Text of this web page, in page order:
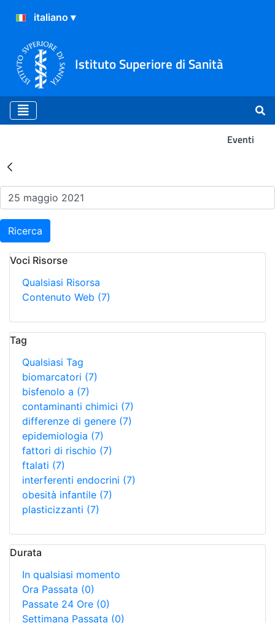
Istituto Superiore di Sanità
Eventi
Risultati della Ricerca -
Ricerca
Voci Risorse
Qualsiasi Risorsa
Contenuto Web (7)
Tag
Qualsiasi Tag
biomarcatori (7)
bisfenolo a (7)
contaminanti chimici (7)
differenze di genere (7)
epidemiologia (7)
fattori di rischio (7)
ftalati (7)
interferenti endocrini (7)
obesità infantile (7)
plasticizzanti (7)
Durata
In qualsiasi momento
Ora Passata (0)
Passate 24 Ore (0)
Settimana Passata (0)